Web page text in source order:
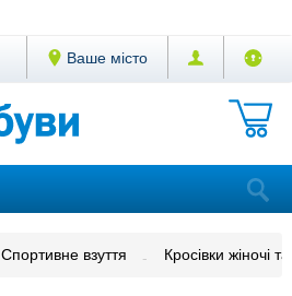
Ваше місто
Спортивне взуття Кросівки жіночі та